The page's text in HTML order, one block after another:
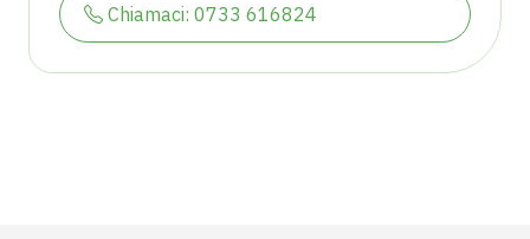
Chiamaci: 0733 616824